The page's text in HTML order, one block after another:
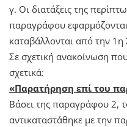
γ. Οι διατάξεις της
παραγράφου
καταβάλλονται από την
Σε σχετική ανακοίνωση
σχετικά:
«Παρατήρηση επί του
Βάσει της παραγράφου 2,
αντικαταστάθηκε με την